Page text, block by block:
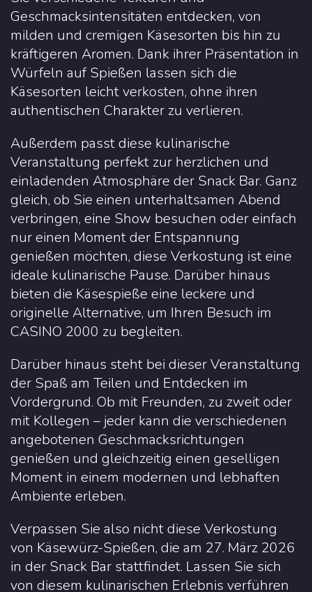
Geschmacksintensitäten entdecken, von
milden und cremigen Käsesorten bis hin zu
kräftigeren Aromen. Dank ihrer Präsentation in
Würfeln auf Spießen lassen sich die
Käsesorten leicht verkosten, ohne ihren
authentischen Charakter zu verlieren.
Außerdem passt diese kulinarische
Veranstaltung perfekt zur herzlichen und
einladenden Atmosphäre der Snack Bar. Ganz
gleich, ob Sie einen unterhaltsamen Abend
verbringen, eine Show besuchen oder einfach
nur einen Moment der Entspannung
genießen möchten, diese Verkostung ist eine
ideale kulinarische Pause. Darüber hinaus
bieten die Käsespieße eine leckere und
originelle Alternative, um Ihren Besuch im
CASINO 2000 zu begleiten.
Darüber hinaus steht bei dieser Veranstaltung
der Spaß am Teilen und Entdecken im
Vordergrund. Ob mit Freunden, zu zweit oder
mit Kollegen – jeder kann die verschiedenen
angebotenen Geschmacksrichtungen
genießen und gleichzeitig einen geselligen
Moment in einem modernen und lebhaften
Ambiente erleben.
Verpassen Sie also nicht diese Verkostung
von Käsewürz-Spießen, die am 27. März 2026
in der Snack Bar stattfindet. Lassen Sie sich
von diesem kulinarischen Erlebnis verführen